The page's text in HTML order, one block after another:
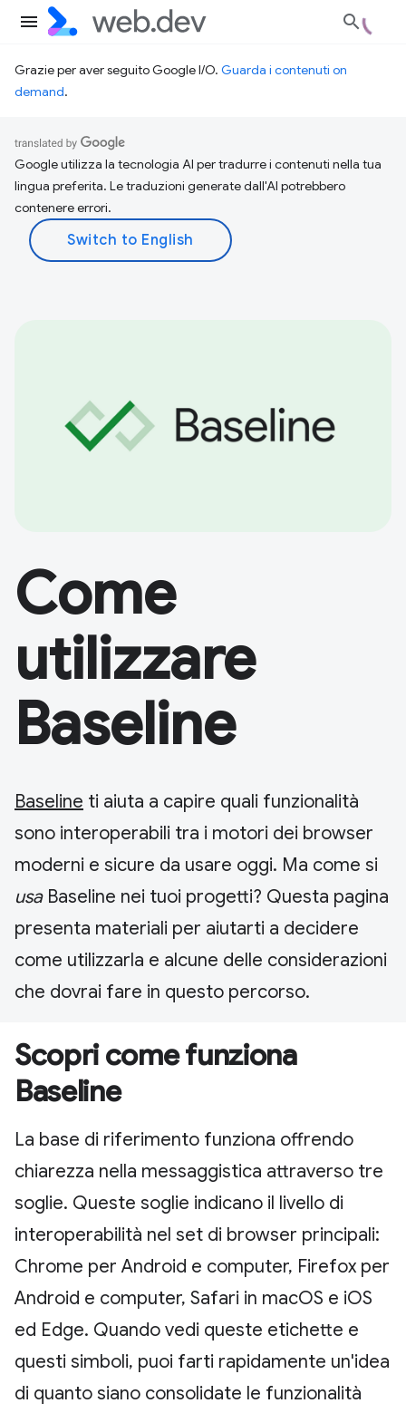
Grazie per aver seguito Google I/O. Guarda i contenuti on
demand.
Google utilizza la tecnologia AI per tradurre i contenuti nella tua
lingua preferita. Le traduzioni generate dall'AI potrebbero
contenere errori.
Come
utilizzare
Baseline
Baseline ti aiuta a capire quali funzionalità
sono interoperabili tra i motori dei browser
moderni e sicure da usare oggi. Ma come si
usaBaseline nei tuoi progetti? Questa pagina
presenta materiali per aiutarti a decidere
come utilizzarla e alcune delle considerazioni
che dovrai fare in questo percorso.
Scopri come funziona
Baseline
La base di riferimento funziona offrendo
chiarezza nella messaggistica attraverso tre
soglie. Queste soglie indicano il livello di
interoperabilità nel set di browser principali:
Chrome per Android e computer, Firefox per
Android e computer, Safari in macOS e iOS
ed Edge. Quando vedi queste etichette e
questi simboli, puoi farti rapidamente un'idea
di quanto siano consolidate le funzionalità